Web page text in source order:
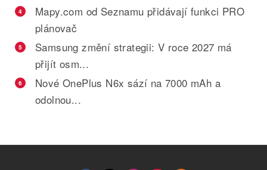
4
Mapy.com od Seznamu přidávají funkci PRO
plánovač
5
Samsung změní strategii: V roce 2027 má
přijít osm...
6
Nové OnePlus N6x sází na 7000 mAh a
odolnou...